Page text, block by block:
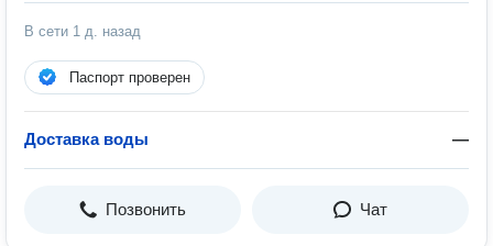
В сети 1 д. назад
Паспорт проверен
Доставка воды —
Позвонить Чат